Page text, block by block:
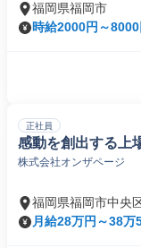
福岡県福岡市
時給2000円～8000
正社員
感動を創出する上
株式会社オンザページ
福岡県福岡市中央
月給28万円～38万